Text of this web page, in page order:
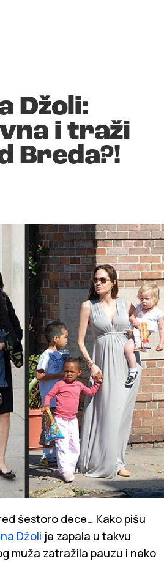
Džoli:
i traži
Breda?!
šestoro dece… Kako pišu
Džoli je zapala u takvu
muža zatražila pauzu i neko